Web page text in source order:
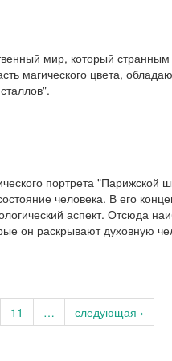
мир, который
магического цвета,
портрета "Парижской
человека. В его
аспект. Отсюда
он раскрывают духовную
11 … следующая ›